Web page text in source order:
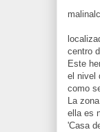
centro
Este
el nivel
como
La
ella es
'Casa